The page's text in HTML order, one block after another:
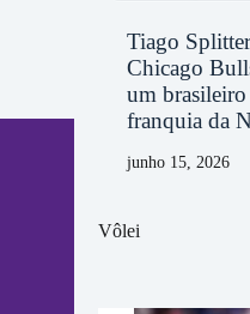
Tiago
Chicago
um
franquia da
junho 15, 2026
Vôlei